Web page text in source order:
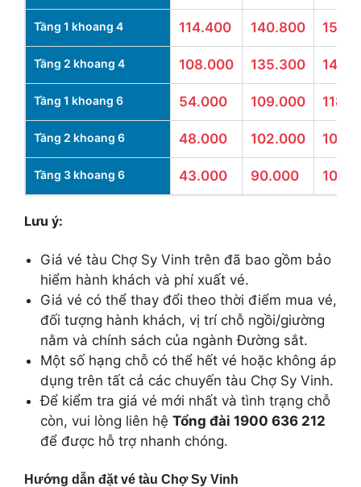
Tầng 1 khoang 4 114.400 140.800
Tầng 2 khoang 4 108.000 135.300
Tầng 1 khoang 6 54.000 109.000
Tầng 2 khoang 6 48.000 102.000
Tầng 3 khoang 6 43.000 90.000
Lưu ý:
Giá vé tàu Chợ Sy Vinh trên đã bao gồm bảo
hiểm hành khách và phí xuất vé.
Giá vé có thể thay đổi theo thời điểm mua vé,
đối tượng hành khách, vị trí chỗ ngồi/giường
nằm và chính sách của ngành Đường sắt.
Một số hạng chỗ có thể hết vé hoặc không áp
dụng trên tất cả các chuyến tàu Chợ Sy Vinh.
Để kiểm tra giá vé mới nhất và tình trạng chỗ
còn, vui lòng liên hệ Tổng đài 1900 636 212
để được hỗ trợ nhanh chóng.
Hướng dẫn đặt vé tàu Chợ Sy Vinh